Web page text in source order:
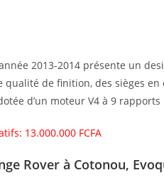
année 2013-2014 présente un
qualité de finition, des sièges
d’un moteur V4 à 9
13.000.000 FCFA
Rover à Cotonou,